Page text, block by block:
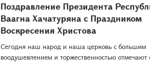
Поздравление Президента
Ваагна Хачатуряна с Праздником
Воскресения Христова
Сегодня наш народ и наша церковь с большим
воодушевлением и торжественностью отмечают